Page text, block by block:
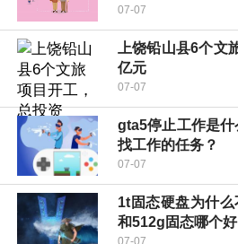
07-07
上饶铅山县6个文
亿元
07-07
gta5停止工作是
找工作的任务？
07-07
1t固态硬盘为什
和512g固态哪个好